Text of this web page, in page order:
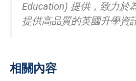
Education) 提供，致力於
提供高品質的英國升學資
相關內容